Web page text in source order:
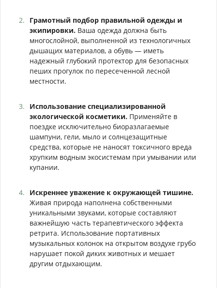
Грамотный подбор правильной одежды и
экипировки. Ваша одежда должна быть
многослойной, выполненной из технологичных
дышащих материалов, а обувь — иметь
надежный глубокий протектор для безопасных
пеших прогулок по пересеченной лесной
местности.
Использование специализированной
экологической косметики. Применяйте в
поездке исключительно биоразлагаемые
шампуни, гели, мыло и солнцезащитные
средства, которые не наносят токсичного вреда
хрупким водным экосистемам при умывании или
купании.
Искреннее уважение к окружающей тишине.
Живая природа наполнена собственными
уникальными звуками, которые составляют
важнейшую часть терапевтического эффекта
ретрита. Использование портативных
музыкальных колонок на открытом воздухе грубо
нарушает покой диких животных и мешает
другим отдыхающим.